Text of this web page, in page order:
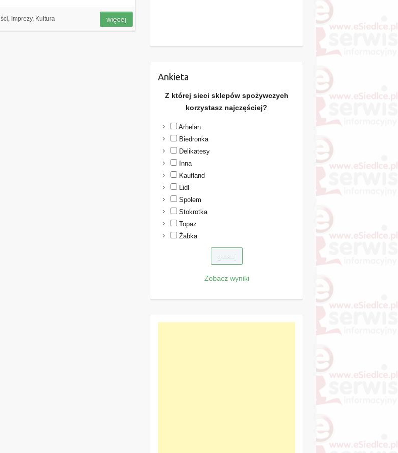
, Imprezy, Kultura więcej
Ankieta
Z której sieci sklepów spożywczych
korzystasz najczęściej?
Arhelan
Biedronka
Delikatesy
Inna
Kaufland
Lidl
Społem
Stokrotka
Topaz
Żabka
Zobacz wyniki